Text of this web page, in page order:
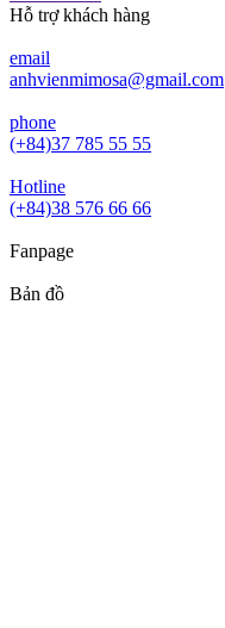
Hỗ trợ khách hàng
email
anhvienmimosa@gmail.com
phone
(+84)37 785 55 55
Hotline
(+84)38 576 66 66
Fanpage
Bản đồ